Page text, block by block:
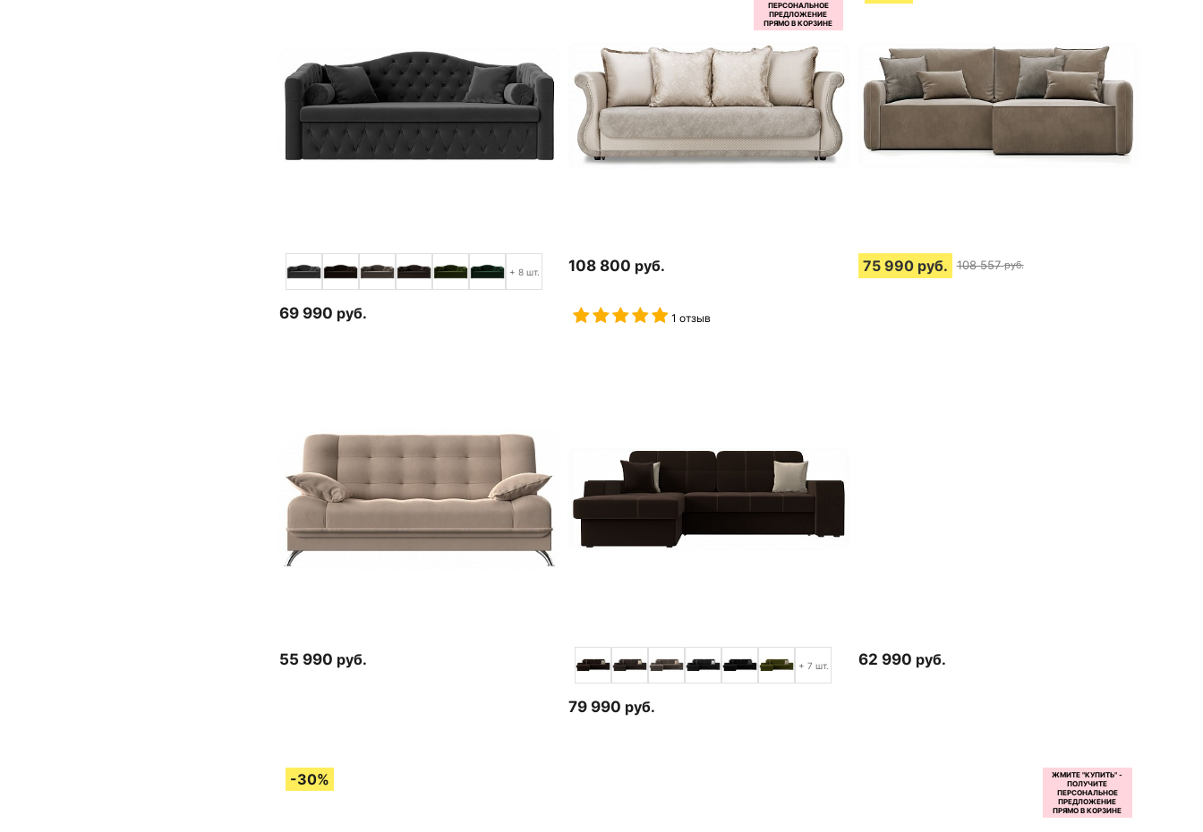
+ 8 шт.
69 990 руб.
108 800 руб.
1 отзыв
75 990 руб. 108 557 руб.
55 990 руб. + 7 шт.
79 990 руб.
62 990 руб.